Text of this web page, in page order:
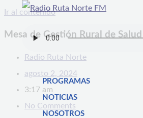
Ir al contenido
PROGRAMAS
NOTICIAS
NOSOTROS
Mesa de Gestión Rural de
Radio Ruta Norte
agosto 2, 2024
3:17 am
No Comments